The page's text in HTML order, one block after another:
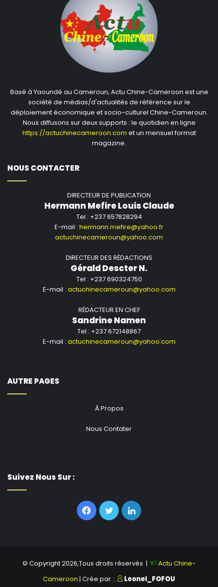
Basé à Yaoundé au Cameroun, Actu Chine-Cameroon est une
société de médias/d'actualités de référence sur le
déploiement économique et socio-culturel Chine-Cameroun.
Nous diffusons sur deux supports : le quotidien en ligne
https://actuchinecameroon.com et un mensuel format
magazine.
NOUS CONTACTER
DIRECTEUR DE PUBLICATION
Hermann Mefire Louis Claude
Tel : +237 657828294
E-mail : hermann.mefire@yahoo.fr
actuchinecameroun@yahoo.com
DIRECTEUR DES RÉDACTIONS
Gérald Descter N.
Tel : +237 690324750
E-mail : actuchinecameroun@yahoo.com
RÉDACTEUR EN CHEF
Sandrine Namen
Tel : +237 672148867
E-mail : actuchinecameroun@yahoo.com
AUTRE PAGES
À Propos
Nous Contater
Suivez Nous Sur :
Facebook
TwitterLinkedin
© Copyright 2026,Tous droits réservés |
Actu Chine-
Cameroon | Crée par :: Leonel_FOFOU